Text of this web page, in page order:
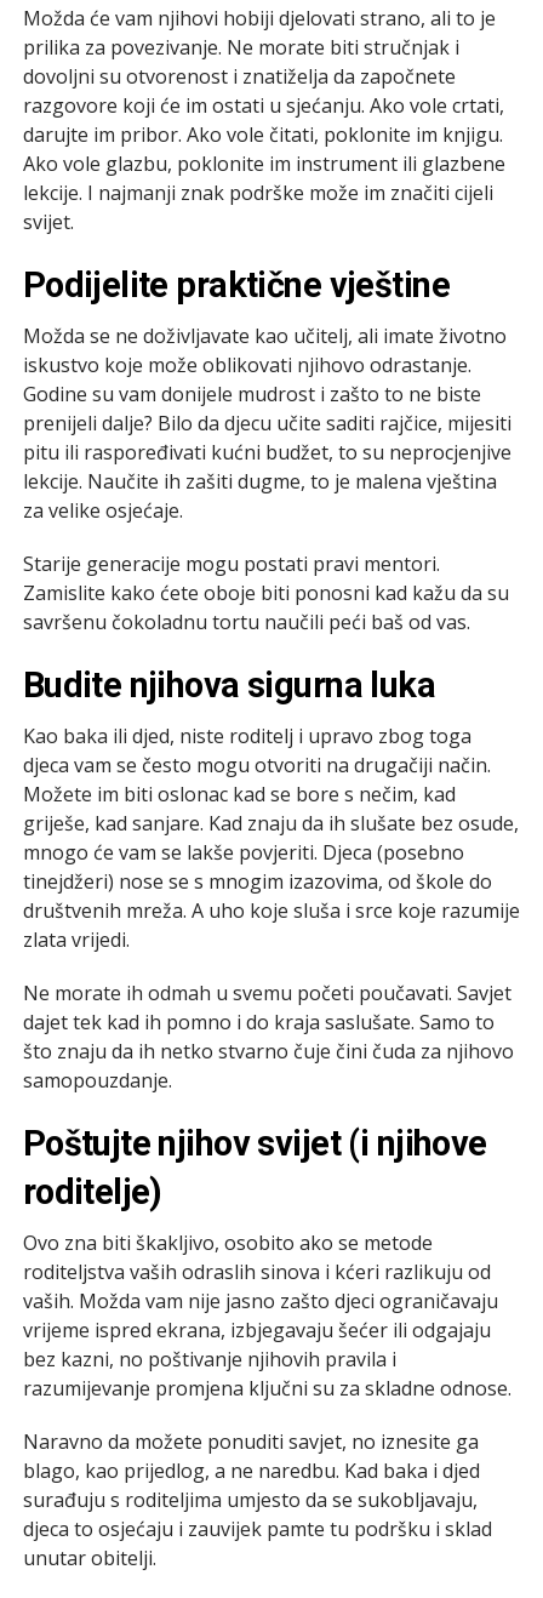
Možda će vam njihovi hobiji djelovati strano, ali to je
prilika za povezivanje. Ne morate biti stručnjak i
dovoljni su otvorenost i znatiželja da započnete
razgovore koji će im ostati u sjećanju. Ako vole crtati,
darujte im pribor. Ako vole čitati, poklonite im knjigu.
Ako vole glazbu, poklonite im instrument ili glazbene
lekcije. I najmanji znak podrške može im značiti cijeli
svijet.
Podijelite praktične vještine
Možda se ne doživljavate kao učitelj, ali imate životno
iskustvo koje može oblikovati njihovo odrastanje.
Godine su vam donijele mudrost i zašto to ne biste
prenijeli dalje? Bilo da djecu učite saditi rajčice, mijesiti
pitu ili raspoređivati kućni budžet, to su neprocjenjive
lekcije. Naučite ih zašiti dugme, to je malena vještina
za velike osjećaje.
Starije generacije mogu postati pravi mentori.
Zamislite kako ćete oboje biti ponosni kad kažu da su
savršenu čokoladnu tortu naučili peći baš od vas.
Budite njihova sigurna luka
Kao baka ili djed, niste roditelj i upravo zbog toga
djeca vam se često mogu otvoriti na drugačiji način.
Možete im biti oslonac kad se bore s nečim, kad
griješe, kad sanjare. Kad znaju da ih slušate bez osude,
mnogo će vam se lakše povjeriti. Djeca (posebno
tinejdžeri) nose se s mnogim izazovima, od škole do
društvenih mreža. A uho koje sluša i srce koje razumije
zlata vrijedi.
Ne morate ih odmah u svemu početi poučavati. Savjet
dajet tek kad ih pomno i do kraja saslušate. Samo to
što znaju da ih netko stvarno čuje čini čuda za njihovo
samopouzdanje.
Poštujte njihov svijet (i njihove
roditelje)
Ovo zna biti škakljivo, osobito ako se metode
roditeljstva vaših odraslih sinova i kćeri razlikuju od
vaših. Možda vam nije jasno zašto djeci ograničavaju
vrijeme ispred ekrana, izbjegavaju šećer ili odgajaju
bez kazni, no poštivanje njihovih pravila i
razumijevanje promjena ključni su za skladne odnose.
Naravno da možete ponuditi savjet, no iznesite ga
blago, kao prijedlog, a ne naredbu. Kad baka i djed
surađuju s roditeljima umjesto da se sukobljavaju,
djeca to osjećaju i zauvijek pamte tu podršku i sklad
unutar obitelji.